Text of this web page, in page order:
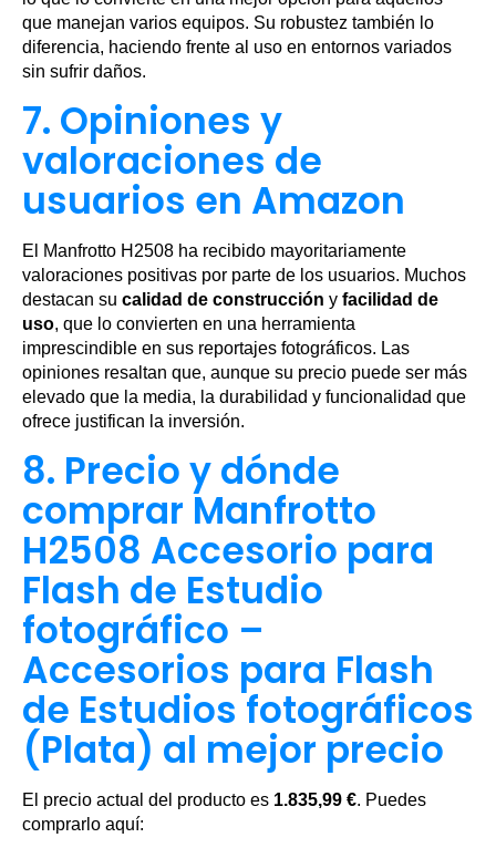
que manejan varios equipos. Su robustez también lo
diferencia, haciendo frente al uso en entornos variados
sin sufrir daños.
7. Opiniones y
valoraciones de
usuarios en Amazon
El Manfrotto H2508 ha recibido mayoritariamente
valoraciones positivas por parte de los usuarios. Muchos
destacan su calidad de construcción y facilidad de
uso, que lo convierten en una herramienta
imprescindible en sus reportajes fotográficos. Las
opiniones resaltan que, aunque su precio puede ser más
elevado que la media, la durabilidad y funcionalidad que
ofrece justifican la inversión.
8. Precio y dónde
comprar Manfrotto
H2508 Accesorio para
Flash de Estudio
fotográfico –
Accesorios para Flash
de Estudios fotográficos
(Plata) al mejor precio
El precio actual del producto es 1.835,99 €. Puedes
comprarlo aquí: